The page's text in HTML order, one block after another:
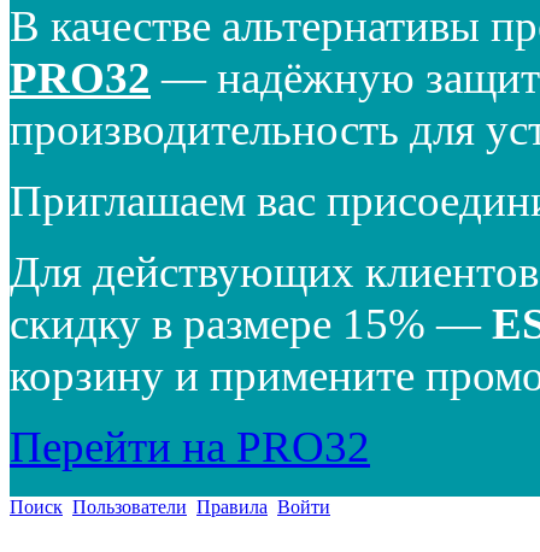
В качестве альтернативы
PRO32 — надёжную
производительность для
Приглашаем вас
Для действующих
скидку в размере 15% —
корзину и примените
Перейти на PRO32
Поиск Пользователи Правила Войти